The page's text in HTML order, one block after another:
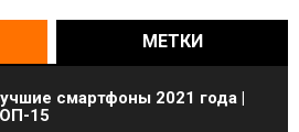
МЕТКИ
смартфоны 2021 года |
15